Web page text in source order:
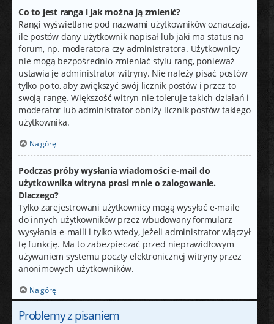
Co to jest ranga i jak można ją zmienić?
Rangi wyświetlane pod nazwami użytkowników oznaczają,
ile postów dany użytkownik napisał lub jaki ma status na
forum, np. moderatora czy administratora. Użytkownicy
nie mogą bezpośrednio zmieniać stylu rang, ponieważ
ustawia je administrator witryny. Nie należy pisać postów
tylko po to, aby zwiększyć swój licznik postów i przez to
swoją rangę. Większość witryn nie toleruje takich działań i
moderator lub administrator obniży licznik postów takiego
użytkownika.
Na górę
Podczas próby wysłania wiadomości e-mail do
użytkownika witryna prosi mnie o zalogowanie.
Dlaczego?
Tylko zarejestrowani użytkownicy mogą wysyłać e-maile
do innych użytkowników przez wbudowany formularz
wysyłania e-maili i tylko wtedy, jeżeli administrator włączył
tę funkcję. Ma to zabezpieczać przed nieprawidłowym
używaniem systemu poczty elektronicznej witryny przez
anonimowych użytkowników.
Na górę
Problemy z pisaniem